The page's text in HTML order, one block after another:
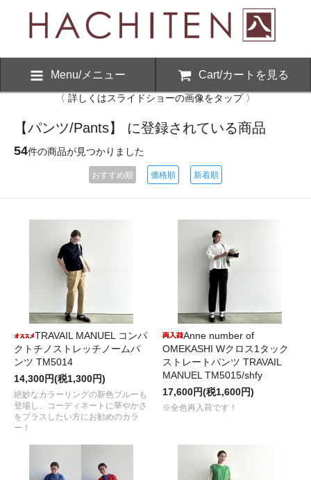
Menu/メニュー Cart/カートを見る
〈 詳しくはスライドショーの画像をタップ 〉
【パンツ/Pants】 に登録されている商品
54件の商品が見つかりました
おすすめ順 価格順 新着順
TRAVAIL MANUEL コンパ
クトチノストレッチノームパ
ンツ TM5014
14,300円(税1,300円)
絶妙なカラーリングの新色ブルーも
登場し、コーディネートに華やかさ
をプラスしたい方にお勧めのカラ
ー！
Anne number of
OMEKASHI Wクロス1タック
ストレートパンツ TRAVAIL
MANUEL TM5015/shfy
17,600円(税1,600円)
※全色再入荷です！